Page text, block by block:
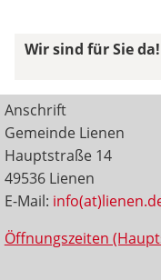
Wir sind für Sie
Anschrift
Gemeinde Lienen
Hauptstraße 14
49536 Lienen
E-Mail:
Öffnungszeiten